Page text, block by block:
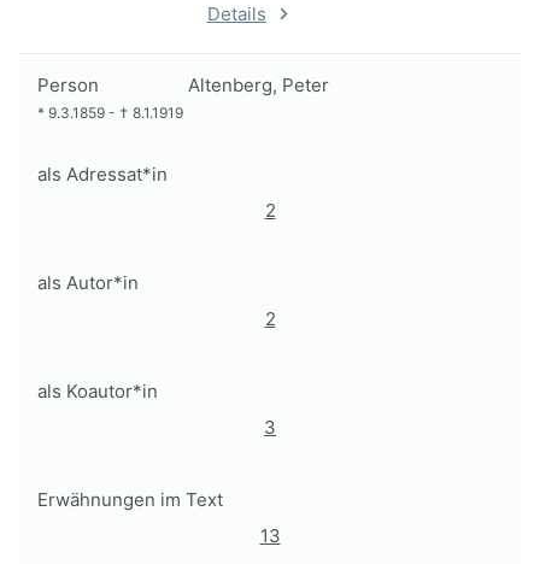
Details
Person Altenberg, Peter
* 9.3.1859 - † 8.1.1919
als Adressat*in
2
als Autor*in
2
als Koautor*in
3
Erwähnungen im Text
13